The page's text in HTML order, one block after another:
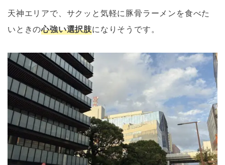
天神エリアで、サクッと気軽に豚骨ラーメンを食べた
いときの心強い選択肢になりそうです。